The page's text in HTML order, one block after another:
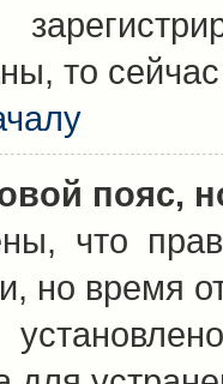
то
пояс,
что
но время